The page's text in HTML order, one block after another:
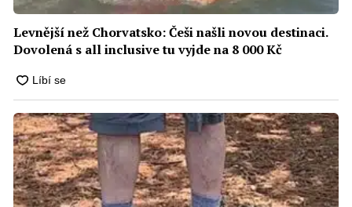
Levnější než Chorvatsko: Češi našli novou destinaci.
Dovolená s all inclusive tu vyjde na 8 000 Kč